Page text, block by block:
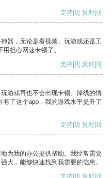
支持[0] 反对[0]
器，无论是看视频、玩游戏还是工
担心网速卡顿了。
支持[0] 反对[0]
游戏再也不会出现卡顿、掉线的情
了这个app，我的游戏水平提升了
支持[0] 反对[0]
为我的办公提供帮助。我经常需要
大，能够快速找到我需要的信息。
支持[0] 反对[0]